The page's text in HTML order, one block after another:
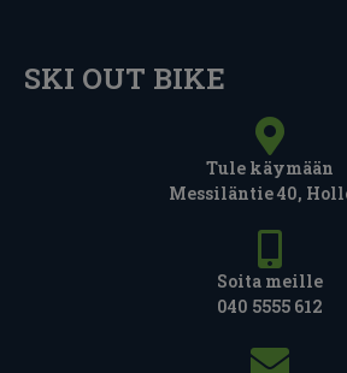
SKI OUT BIKE
Tule käymään
Messiläntie 40,
Soita meille
040 5555 612